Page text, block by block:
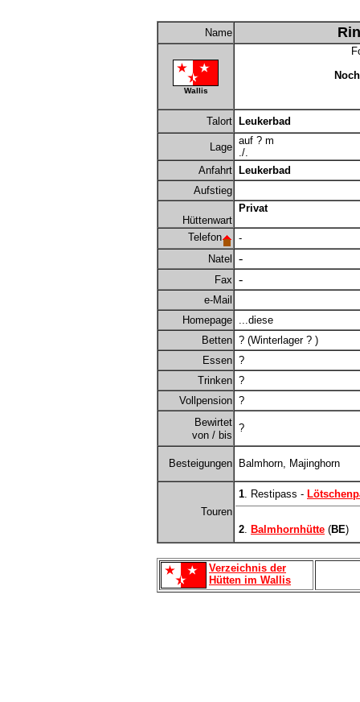
Name
Wallis
Talort Leukerbad
Lage
auf ? m
./.
Anfahrt
Leukerbad
Aufstieg
Hüttenwart
Privat
Telefon
-
Natel
-
Fax -
e-Mail
Homepage ...diese
Betten ? (Winterlager ? )
Essen ?
Trinken ?
Vollpension ?
Bewirtet
von / bis
?
Besteigungen Balmhorn, Majinghorn
Touren
1. Restipass -
2. Balmhornhütte (BE)
Verzeichnis der
Hütten im Wallis